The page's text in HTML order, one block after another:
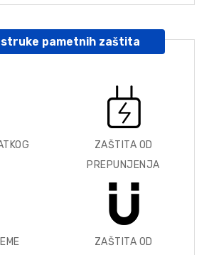
pametnih zaštita
ZAŠTITA OD
PREPUNJENJA
ZAŠTITA OD